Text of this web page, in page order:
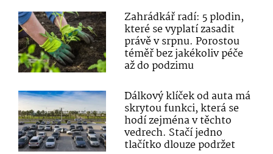
Zahrádkář radí: 5 plodin,
které se vyplatí zasadit
právě v srpnu. Porostou
téměř bez jakékoliv péče
až do podzimu
Dálkový klíček od auta má
skrytou funkci, která se
hodí zejména v těchto
vedrech. Stačí jedno
tlačítko dlouze podržet